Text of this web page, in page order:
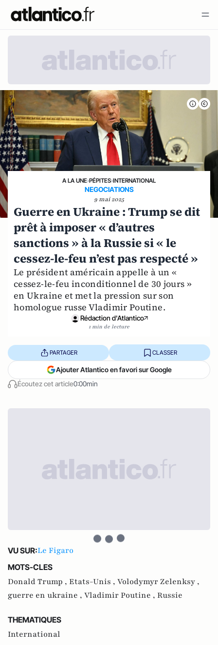
A LA UNE›PÉPITES›INTERNATIONAL
NEGOCIATIONS
9 mai 2025
Guerre en Ukraine : Trump se dit
prêt à imposer « d’autres
sanctions » à la Russie si « le
cessez-le-feu n’est pas respecté »
Le président américain appelle à un «
cessez-le-feu inconditionnel de 30 jours »
en Ukraine et met la pression sur son
homologue russe Vladimir Poutine.
Rédaction d'Atlantico
1 min de lecture
Écoutez cet article0:00min
PARTAGER CLASSER
Ajouter Atlantico en favori sur Google
VU SUR:Le Figaro
MOTS-CLES
Donald Trump , Etats-Unis , Volodymyr Zelenksy ,
guerre en ukraine , Vladimir Poutine , Russie
THEMATIQUES
International